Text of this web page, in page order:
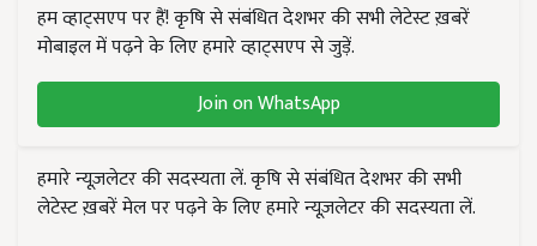
हम व्हाट्सएप पर हैं! कृषि से संबंधित देशभर की सभी लेटेस्ट ख़बरें
मोबाइल में पढ़ने के लिए हमारे व्हाट्सएप से जुड़ें.
Join on WhatsApp
हमारे न्यूज़लेटर की सदस्यता लें. कृषि से संबंधित देशभर की सभी
लेटेस्ट ख़बरें मेल पर पढ़ने के लिए हमारे न्यूज़लेटर की सदस्यता लें.